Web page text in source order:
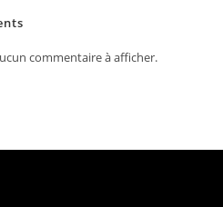
commentaire à afficher.